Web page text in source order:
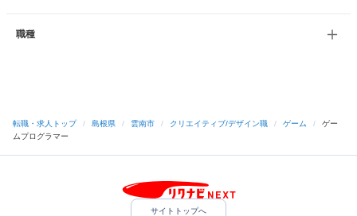
職種
転職・求人トップ / 島根県 / 雲南市 / クリエイティブ/デザイン職 / ゲーム /
ゲー
ムプログラマー
サイトトップへ